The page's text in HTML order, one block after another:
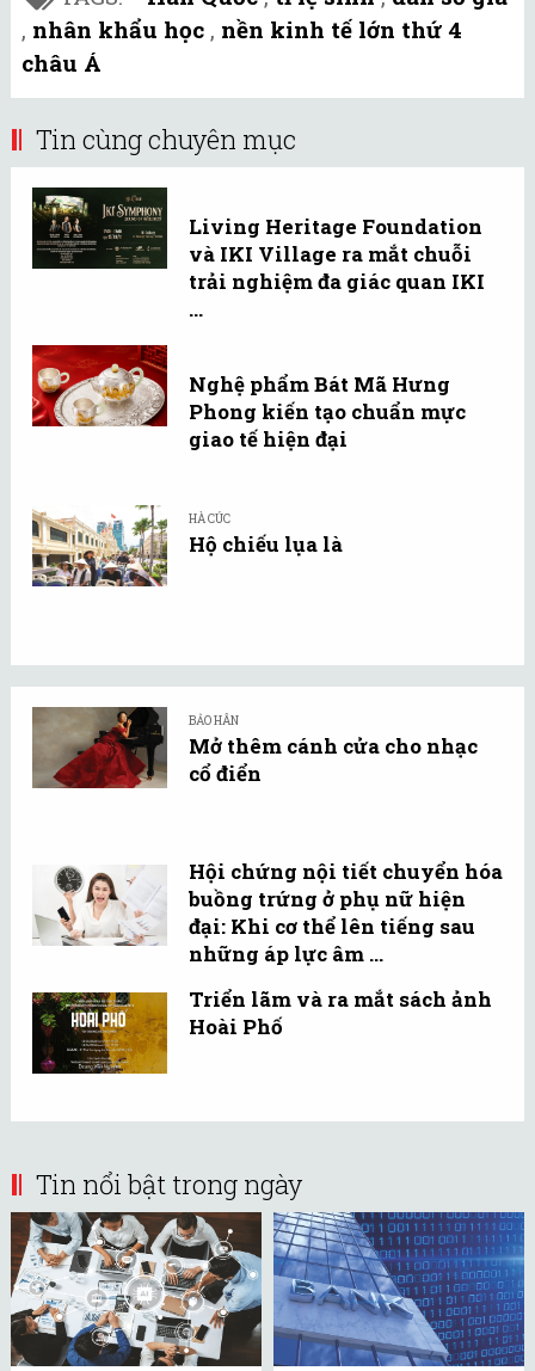
, nhân khẩu học , nền kinh tế lớn thứ 4
châu Á
Tin cùng chuyên mục
Living Heritage Foundation
và IKI Village ra mắt chuỗi
trải nghiệm đa giác quan IKI
...
Nghệ phẩm Bát Mã Hưng
Phong kiến tạo chuẩn mực
giao tế hiện đại
HÀ CÚC
Hộ chiếu lụa là
BẢO HÂN
Mở thêm cánh cửa cho nhạc
cổ điển
Hội chứng nội tiết chuyển hóa
buồng trứng ở phụ nữ hiện
đại: Khi cơ thể lên tiếng sau
những áp lực âm ...
Triển lãm và ra mắt sách ảnh
Hoài Phố
Tin nổi bật trong ngày